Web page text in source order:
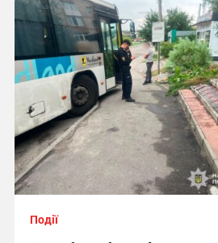
13:08 сьогодні
Події